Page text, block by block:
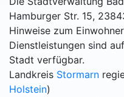
Hamburger Str. 15,
Hinweise zum
Dienstleistungen sind
Stadt verfügbar.
Landkreis Stormarn
Holstein)